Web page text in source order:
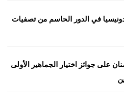
في الدور الحاسم من تصفيات
على جوائز اختيار الجماهير الأولى